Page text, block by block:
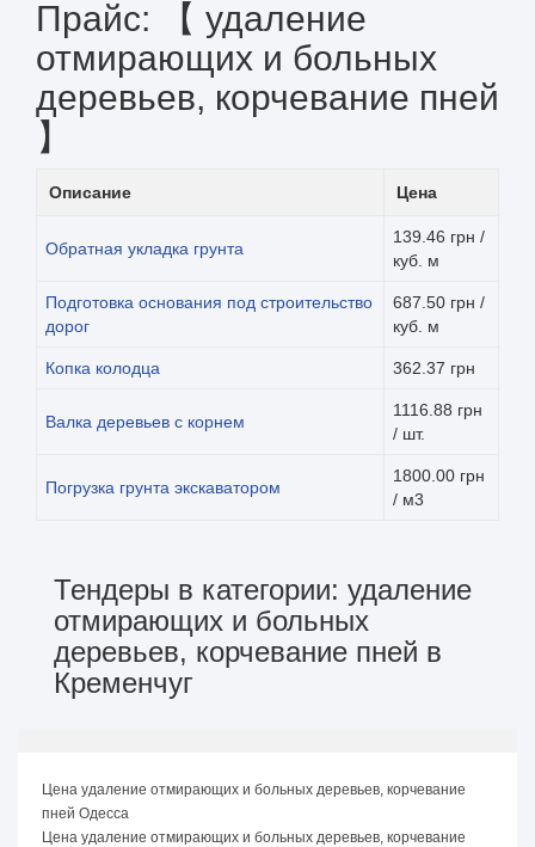
Прайс: 【 удаление
отмирающих и больных
деревьев, корчевание пней
】
Описание Цена
Обратная укладка грунта
139.46 грн /
куб. м
Подготовка основания под строительство
дорог
687.50 грн /
куб. м
Копка колодца 362.37 грн
Валка деревьев с корнем
1116.88 грн
/ шт.
Погрузка грунта экскаватором
1800.00 грн
/ м3
Тендеры в категории: удаление
отмирающих и больных
деревьев, корчевание пней в
Кременчуг
Цена удаление отмирающих и больных деревьев, корчевание
пней Одесса
Цена удаление отмирающих и больных деревьев, корчевание